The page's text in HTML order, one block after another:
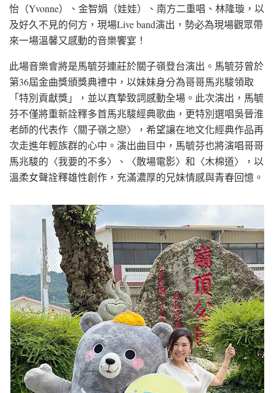
怡（Yvonne）、金智娟（娃娃）、南方二重唱、林隆璇，以
及好久不見的何方，現場Live band演出，勢必為現場觀眾帶
來一場溫馨又感動的音樂饗宴！
此場音樂會將是馬毓芬連莊於關子嶺登台演出。馬毓芬曾於
第36屆金曲獎頒獎典禮中，以妹妹身分為哥哥馬兆駿領取
「特別貢獻獎」，並以真摯致詞感動全場。此次演出，馬毓
芬不僅將重新詮釋多首馬兆駿經典歌曲，更特別選唱吳晉淮
老師的代表作〈關子嶺之戀〉，希望讓在地文化經典作品再
次走進年輕族群的心中。演出曲目中，馬毓芬也將演唱哥哥
馬兆駿的〈我要的不多〉、〈散場電影〉和〈木棉道〉，以
溫柔女聲詮釋雄性創作，充滿濃厚的兄妹情感與青春回憶。